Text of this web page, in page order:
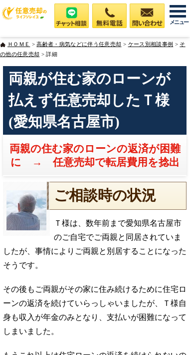
メニュー
ＨＯＭＥ >高齢者・病気などに伴う任意売却 > ケース別相談事例 > そ
の他の任意売却 > 詳細
両親が住む家のローンが
払えず任意売却したＴ様
(愛知県名古屋市)
両親の住む家のローンの返済が困難
に → 任意売却で転居費用を捻出
ご相談時の状況
Ｔ様は、数年前まで愛知県名古屋市
のご自宅でご両親と同居されていま
したが、事情によりご両親と別居することになった
そうです。
その後もご両親がその家に住み続けるために住宅ロ
ーンの返済を続けていらっしゃいましたが、Ｔ様自
身も収入が年金のみとなり、支払いが困難になって
しまいました。